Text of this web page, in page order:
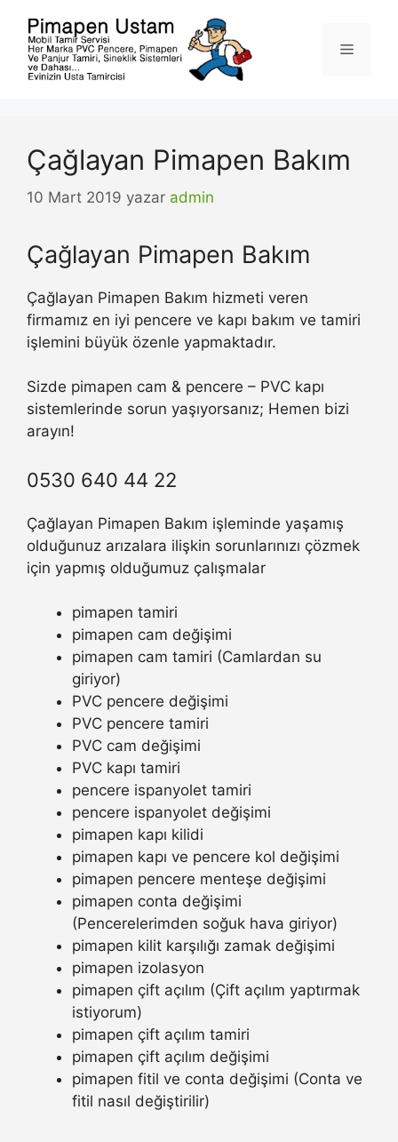
Menü
Çağlayan Pimapen Bakım
10 Mart 2019 yazar admin
Çağlayan Pimapen Bakım
Çağlayan Pimapen Bakım hizmeti veren
firmamız en iyi pencere ve kapı bakım ve tamiri
işlemini büyük özenle yapmaktadır.
Sizde pimapen cam & pencere – PVC kapı
sistemlerinde sorun yaşıyorsanız; Hemen bizi
arayın!
0530 640 44 22
Çağlayan Pimapen Bakım işleminde yaşamış
olduğunuz arızalara ilişkin sorunlarınızı çözmek
için yapmış olduğumuz çalışmalar
pimapen tamiri
pimapen cam değişimi
pimapen cam tamiri (Camlardan su
giriyor)
PVC pencere değişimi
PVC pencere tamiri
PVC cam değişimi
PVC kapı tamiri
pencere ispanyolet tamiri
pencere ispanyolet değişimi
pimapen kapı kilidi
pimapen kapı ve pencere kol değişimi
pimapen pencere menteşe değişimi
pimapen conta değişimi
(Pencerelerimden soğuk hava giriyor)
pimapen kilit karşılığı zamak değişimi
pimapen izolasyon
pimapen çift açılım (Çift açılım yaptırmak
istiyorum)
pimapen çift açılım tamiri
pimapen çift açılım değişimi
pimapen fitil ve conta değişimi (Conta ve
fitil nasıl değiştirilir)